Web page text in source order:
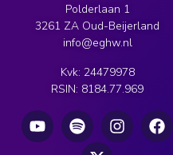
Polderlaan 1
3261 ZA Oud-Beijerland
info@eghw.nl
Kvk: 24479978
RSIN: 8184.77.969